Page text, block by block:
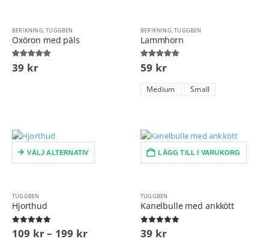
BERIKNING,TUGGBEN
Oxöron med päls
5.00 out of 5
39 kr
BERIKNING,TUGGBEN
Lammhorn
5.00 out of 5
59 kr
Medium Small
VÄLJ ALTERNATIV
TUGGBEN
Hjorthud
0 out of 5
109 kr– 199 kr
LÄGG TILL I VARUKORG
TUGGBEN
Kanelbulle med ankkött
0out of 5
39 kr